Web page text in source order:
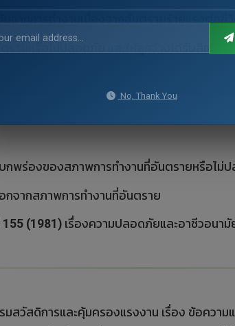
จากการทำงานเนื่องจากอันตรายร้ายแรงต่อ
ายหรือไม่ปลอดภัย และให้ลูกจ้างได้รับสิทธิใ
กพร่องของสภาพการทำงานที่อันตรายหรือไม่
จากสภาพการทำงานที่อันตราย
(1981) เรื่องความปลอดภัยและอาชีวอนามั
มสวัสดิการและคุ้มครองแรงงาน เรื่อง ข้อค
No, Thank You